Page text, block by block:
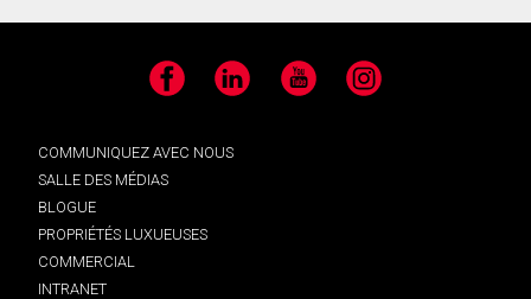
Facebook LinkedIn YouTube Instagram
COMMUNIQUEZ AVEC NOUS
SALLE DES MÉDIAS
BLOGUE
PROPRIÉTÉS LUXUEUSES
COMMERCIAL
INTRANET